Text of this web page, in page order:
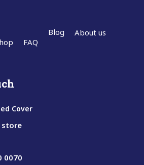
FAQ
Blog About us
Cover
store
0070